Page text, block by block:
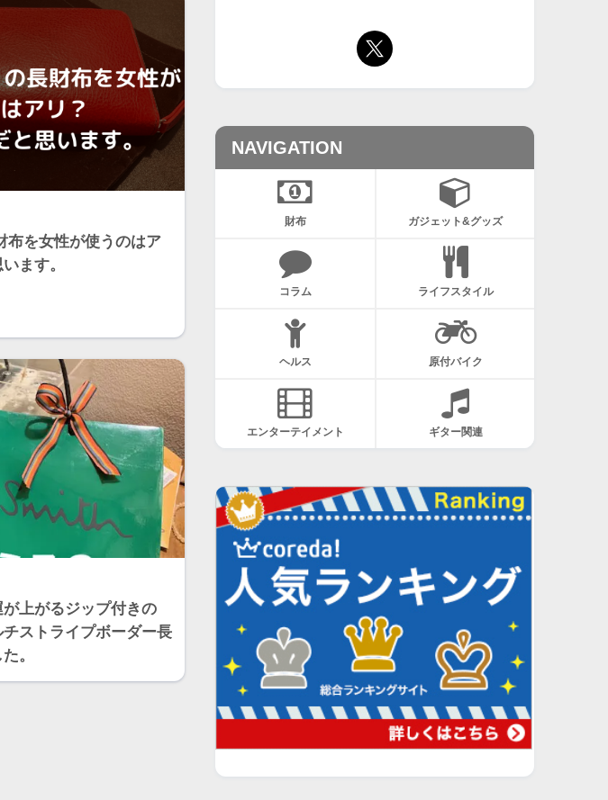
布を女性が使うのはア
ます。
が上がるジップ付きの
チストライプボーダー長
。
NAVIGATION
財布 ガジェット&グッズ
コラム ライフスタイル
ヘルス 原付バイク
エンターテイメント ギター関連